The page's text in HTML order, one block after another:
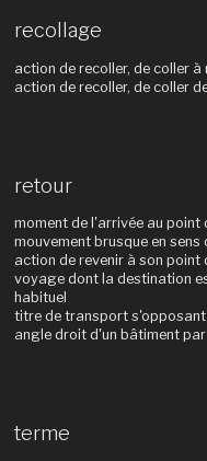
recollage
action de recoller, de coller à
action de recoller, de coller
retour
moment de l'arrivée au point
mouvement brusque en
action de revenir à son point
voyage dont la destination
habituel
titre de transport
angle droit d'un bâtiment
terme